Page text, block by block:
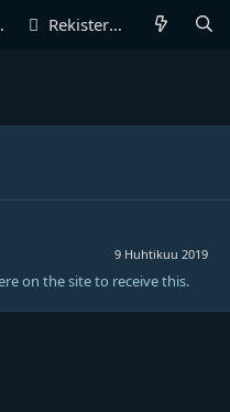
Rekisteröidy
9 Huhtikuu 2019
on the site to receive this.